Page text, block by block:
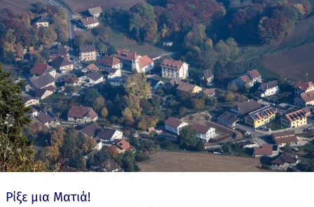
Ρίξε μια Ματιά!